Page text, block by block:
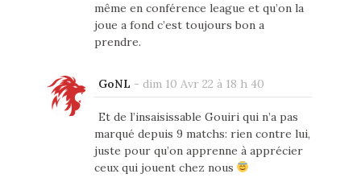
même en conférence league et qu’on la
joue a fond c’est toujours bon a
prendre.
GoNL - dim 10 Avr 22 à 18 h 40
Et de l’insaisissable Gouiri qui n’a pas
marqué depuis 9 matchs: rien contre lui,
juste pour qu’on apprenne à apprécier
ceux qui jouent chez nous